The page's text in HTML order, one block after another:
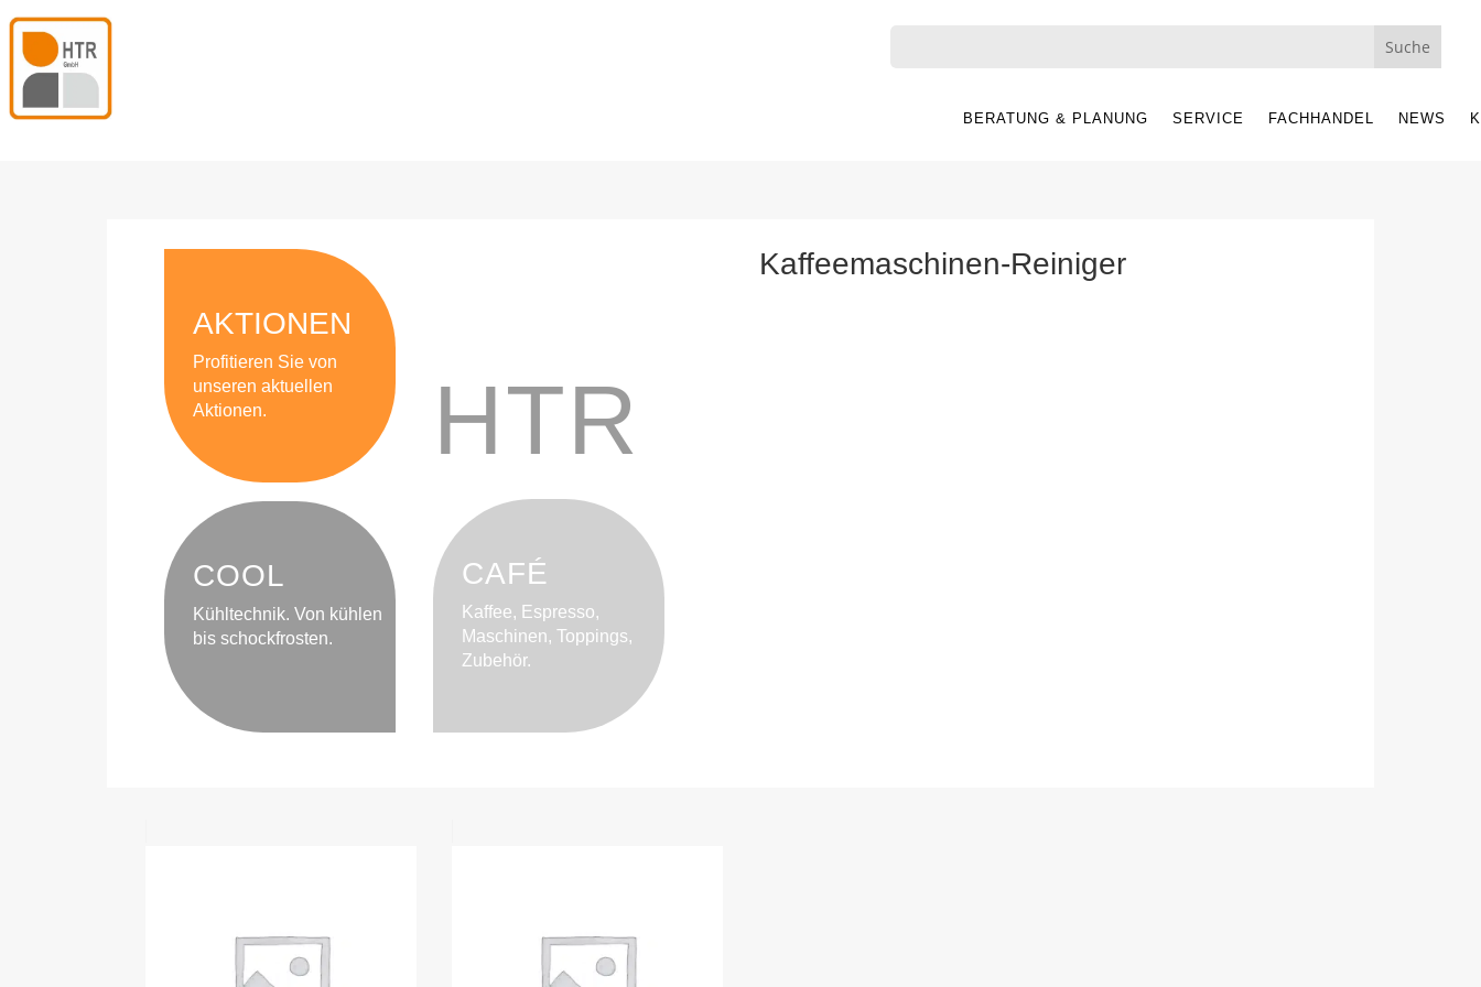
BERATUNG & PLANUNG SERVICE FACHHANDEL NEWS
AKTIONEN
Profitieren Sie von
unseren aktuellen
Aktionen.
COOL
Kühltechnik. Von kühlen
bis schockfrosten.
HTR
CAFÉ
Kaffee, Espresso,
Maschinen, Toppings,
Zubehör.
Kaffeemaschinen-Reiniger